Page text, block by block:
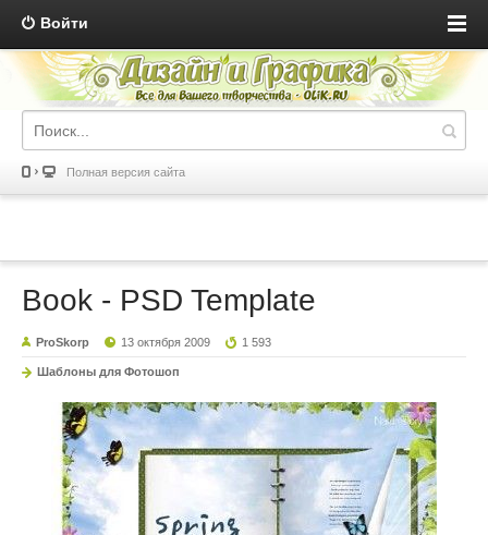
Войти
Полная версия сайта
Book - PSD Template
ProSkorp 13 октября 2009 1 593
Шаблоны для Фотошоп